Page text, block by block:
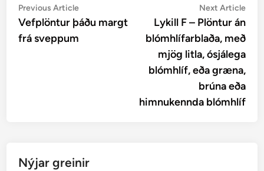
Post
navigation
Previous ArticlePrevious
article:
Vefplöntur þáðu margt
frá sveppum
Next Article
Lykill F – Plöntur án
blómhlífarblaða, með
mjög litla, ósjálega
blómhlíf, eða græna,
brúna eða
himnukennda blómhlíf
Nýjar greinir